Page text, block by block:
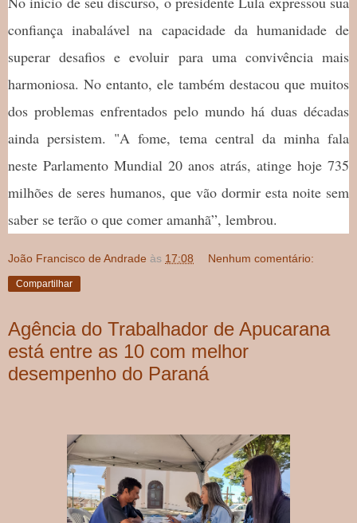
confiança inabalável na capacidade da humanidade de
superar desafios e evoluir para uma convivência mais
harmoniosa. No entanto, ele também destacou que muitos
dos problemas enfrentados pelo mundo há duas décadas
ainda persistem. "A fome, tema central da minha fala
neste Parlamento Mundial 20 anos atrás, atinge hoje 735
milhões de seres humanos, que vão dormir esta noite sem
saber se terão o que comer amanhã”, lembrou.
João Francisco de Andrade às 17:08 Nenhum comentário:
Compartilhar
Agência do Trabalhador de Apucarana
está entre as 10 com melhor
desempenho do Paraná